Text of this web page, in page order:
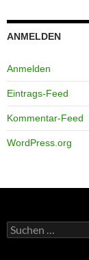
ANMELDEN
Anmelden
Eintrags-Feed
Kommentar-Feed
WordPress.org
Suchen
nach: